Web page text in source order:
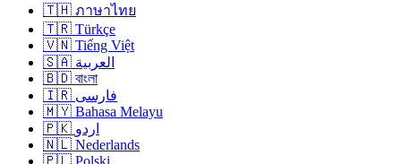
🇹🇭 ภาษาไทย
🇹🇷 Türkçe
🇻🇳 Tiếng Việt
🇸🇦 العربية
🇧🇩 বাংলা
🇮🇷 فارسی
🇲🇾 Bahasa Melayu
🇵🇰 اردو
🇳🇱 Nederlands